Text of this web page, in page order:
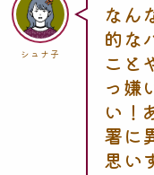
シュナ子
なん
的な
こと
っ嫌
い！
署に
思い